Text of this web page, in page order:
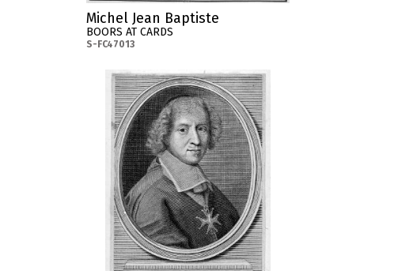
Michel Jean Baptiste
BOORS AT CARDS
S-FC47013